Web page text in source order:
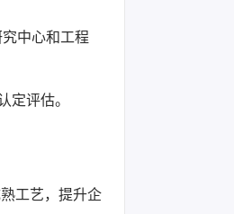
中心和工程
定评估。
工艺，提升企